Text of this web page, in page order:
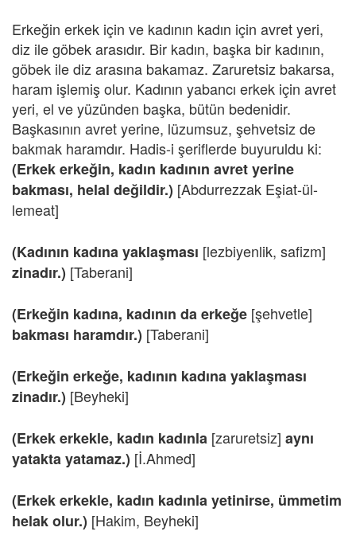
Erkeğin erkek için ve kadının kadın için avret yeri,
diz ile göbek arasıdır. Bir kadın, başka bir kadının,
göbek ile diz arasına bakamaz. Zaruretsiz bakarsa,
haram işlemiş olur. Kadının yabancı erkek için avret
yeri, el ve yüzünden başka, bütün bedenidir.
Başkasının avret yerine, lüzumsuz, şehvetsiz de
bakmak haramdır. Hadis-i şeriflerde buyuruldu ki:
(Erkek erkeğin, kadın kadının avret yerine
bakması, helal değildir.) [Abdurrezzak Eşiat-ül-
lemeat]
(Kadının kadına yaklaşması [lezbiyenlik, safizm]
zinadır.) [Taberani]
(Erkeğin kadına, kadının da erkeğe [şehvetle]
bakması haramdır.) [Taberani]
(Erkeğin erkeğe, kadının kadına yaklaşması
zinadır.) [Beyheki]
(Erkek erkekle, kadın kadınla [zaruretsiz] aynı
yatakta yatamaz.) [İ.Ahmed]
(Erkek erkekle, kadın kadınla yetinirse, ümmetim
helak olur.) [Hakim, Beyheki]